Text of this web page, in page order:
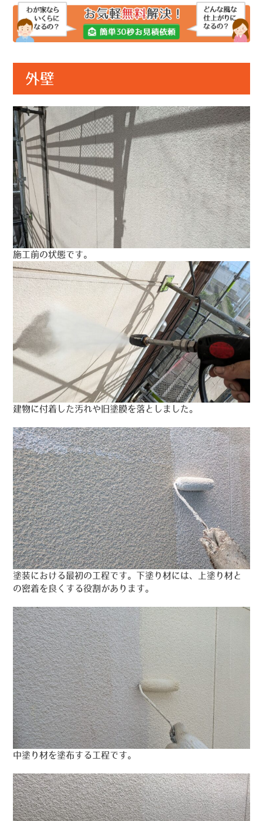
外壁
施工前の状態です。
建物に付着した汚れや旧塗膜を落としました。
塗装における最初の工程です。下塗り材には、上塗り材と
の密着を良くする役割があります。
中塗り材を塗布する工程です。